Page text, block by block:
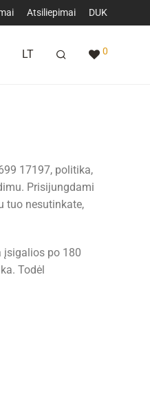
Atsiliepimai DUK
LT 0
17197, politika,
Prisijungdami
tuo nesutinkate,
įsigalios po 180
Todėl